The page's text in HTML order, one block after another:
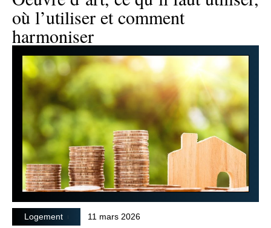
où l’utiliser et comment
harmoniser
Logement 11 mars 2026